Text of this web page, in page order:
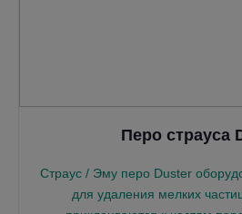
Перо страуса
Страус / Эму перо Duster
для удаления мелких